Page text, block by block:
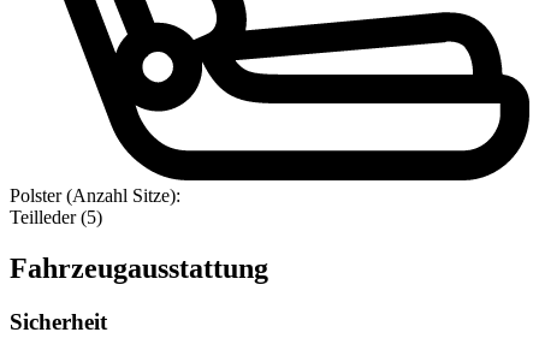
Polster (Anzahl Sitze):
Teilleder (5)
Fahrzeugausstattung
Sicherheit